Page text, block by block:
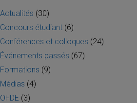
Actualités (30)
Concours étudiant (6)
Conférences et colloques (24)
Événements passés (67)
Formations (9)
Médias (4)
OFDE (3)